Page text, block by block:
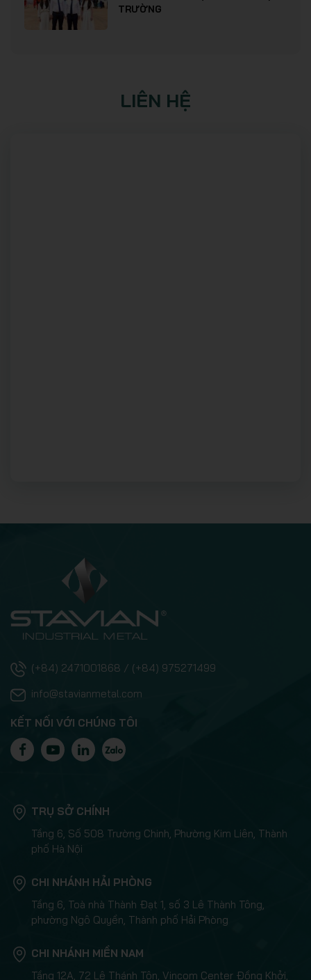
TRƯỜNG
LIÊN HỆ
(+84) 2471001868 / (+84) 975271499
info@stavianmetal.com
KẾT NỐI VỚI CHÚNG TÔI
TRỤ SỞ CHÍNH
Tầng 6, Số 508 Trường Chinh, Phường Kim Liên, Thành
phố Hà Nội
CHI NHÁNH HẢI PHÒNG
Tầng 6, Toà nhà Thành Đạt 1, số 3 Lê Thành Tông,
phường Ngô Quyền, Thành phố Hải Phòng
CHI NHÁNH MIỀN NAM
Tầng 12A, 72 Lê Thánh Tôn, Vincom Center Đồng Khởi,